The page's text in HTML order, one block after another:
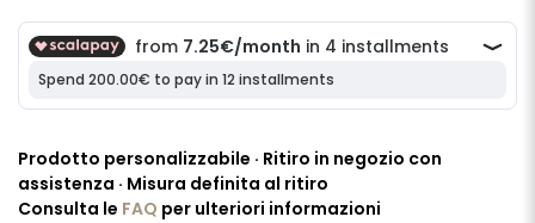
Prodotto personalizzabile · Ritiro in negozio con
assistenza · Misura definita al ritiro
Consulta le FAQ per ulteriori informazioni